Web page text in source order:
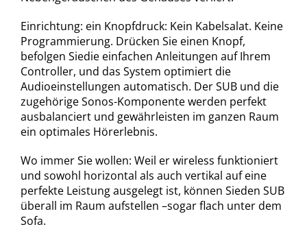
Einrichtung: ein Knopfdruck: Kein Kabelsalat. Keine
Programmierung. Drücken Sie einen Knopf,
befolgen Siedie einfachen Anleitungen auf Ihrem
Controller, und das System optimiert die
Audioeinstellungen automatisch. Der SUB und die
zugehörige Sonos-Komponente werden perfekt
ausbalanciert und gewährleisten im ganzen Raum
ein optimales Hörerlebnis.
Wo immer Sie wollen: Weil er wireless funktioniert
und sowohl horizontal als auch vertikal auf eine
perfekte Leistung ausgelegt ist, können Sieden SUB
überall im Raum aufstellen –sogar flach unter dem
Sofa.